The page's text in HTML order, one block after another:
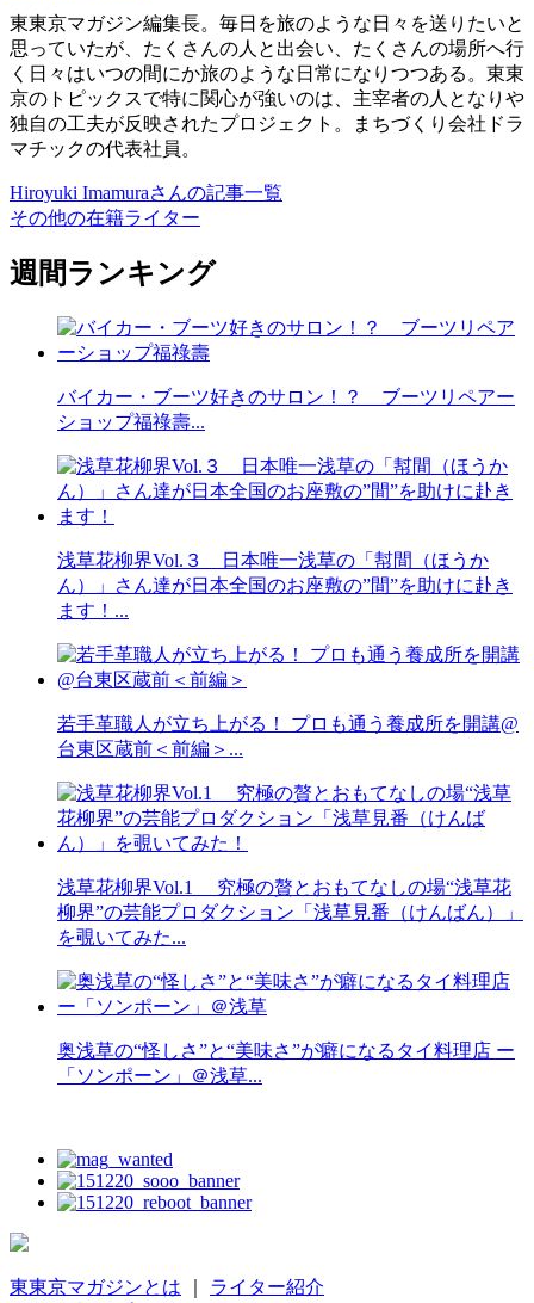
東東京マガジン編集長。毎日を旅のような日々を送りたいと
思っていたが、たくさんの人と出会い、たくさんの場所へ行
く日々はいつの間にか旅のような日常になりつつある。東東
京のトピックスで特に関心が強いのは、主宰者の人となりや
独自の工夫が反映されたプロジェクト。まちづくり会社ドラ
マチックの代表社員。
Hiroyuki Imamuraさんの記事一覧
その他の在籍ライター
週間ランキング
バイカー・ブーツ好きのサロン！？ ブーツリペアー
ショップ福祿壽...
浅草花柳界Vol.３ 日本唯一浅草の「幇間（ほうか
ん）」さん達が日本全国のお座敷の”間”を助けに赴き
ます！...
若手革職人が立ち上がる！ プロも通う養成所を開講@
台東区蔵前＜前編＞...
浅草花柳界Vol.1 究極の贅とおもてなしの場“浅草花
柳界”の芸能プロダクション「浅草見番（けんばん）」
を覗いてみた...
奥浅草の“怪しさ”と“美味さ”が癖になるタイ料理店 ー
「ソンポーン」＠浅草...
東東京マガジンとは
ライター紹介